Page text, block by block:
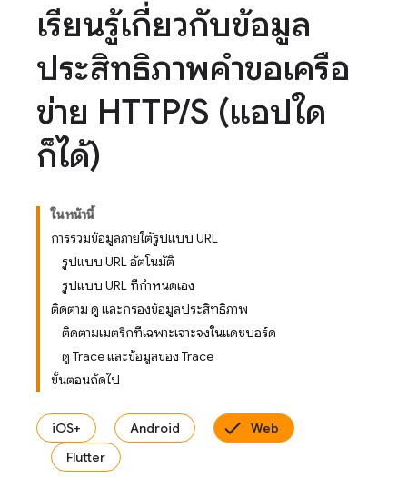
เรียนรู้เกี่ยวกับข้อมูล
ประสิทธิภาพคำขอเครือ
ข่าย HTTP/S (แอปใด
ก็ได้)
ในหน้านี้
การรวมข้อมูลภายใต้รูปแบบ URL
รูปแบบ URL อัตโนมัติ
รูปแบบ URL ที่กำหนดเอง
ติดตาม ดู และกรองข้อมูลประสิทธิภาพ
ติดตามเมตริกที่เฉพาะเจาะจงในแดชบอร์ด
ดู Trace และข้อมูลของ Trace
ขั้นตอนถัดไป
iOS+ Android
Web
Flutter